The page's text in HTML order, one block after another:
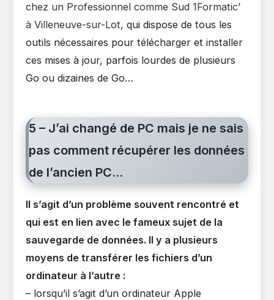
chez un Professionnel comme Sud 1Formatic’
à Villeneuve-sur-Lot, qui dispose de tous les
outils nécessaires pour télécharger et installer
ces mises à jour, parfois lourdes de plusieurs
Go ou dizaines de Go…
5 – J’ai changé de PC mais je ne sais
pas comment récupérer les données
de l’ancien PC…
Il s’agit d’un problème souvent rencontré et
qui est en lien avec le fameux sujet de la
sauvegarde de données. Il y a plusieurs
moyens de transférer les fichiers d’un
ordinateur à l’autre :
– lorsqu’il s’agit d’un ordinateur Apple